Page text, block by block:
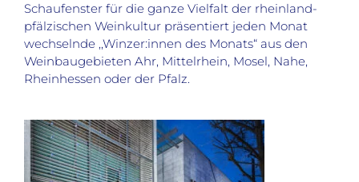
Schaufenster für die ganze Vielfalt der rheinland-
pfälzischen Weinkultur präsentiert jeden Monat
wechselnde ,,Winzer:innen des Monats“ aus den
Weinbaugebieten Ahr, Mittelrhein, Mosel, Nahe,
Rheinhessen oder der Pfalz.